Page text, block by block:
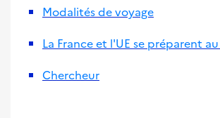
Modalités de voyage
La France et l'UE se préparent
Chercheur